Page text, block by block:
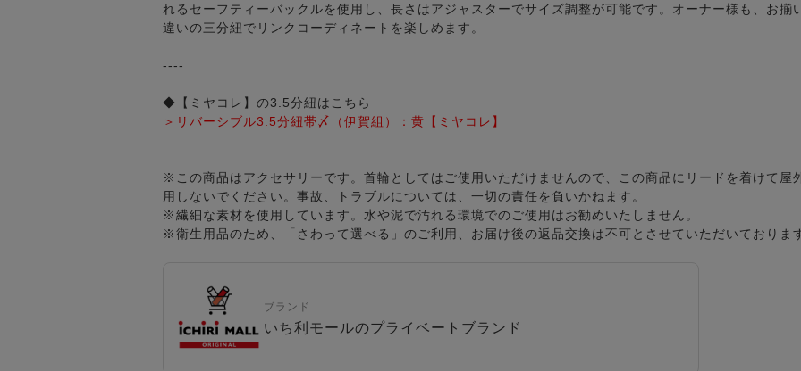
れるセーフティーバックルを使用し、長さはアジャスターでサイズ調整が可能です。オーナー様も、お揃
違いの三分紐でリンクコーディネートを楽しめます。
----
◆【ミヤコレ】の3.5分紐はこちら
＞リバーシブル3.5分紐帯〆（伊賀組）：黄【ミヤコレ】
※この商品はアクセサリーです。首輪としてはご使用いただけませんので、この商品にリードを着けて屋
用しないでください。事故、トラブルについては、一切の責任を負いかねます。
※繊細な素材を使用しています。水や泥で汚れる環境でのご使用はお勧めいたしません。
※衛生用品のため、「さわって選べる」のご利用、お届け後の返品交換は不可とさせていただいておりま
ブランド
いち利モールのプライベートブランド